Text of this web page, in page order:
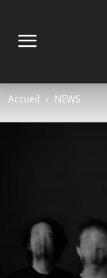
Accueil NEWS